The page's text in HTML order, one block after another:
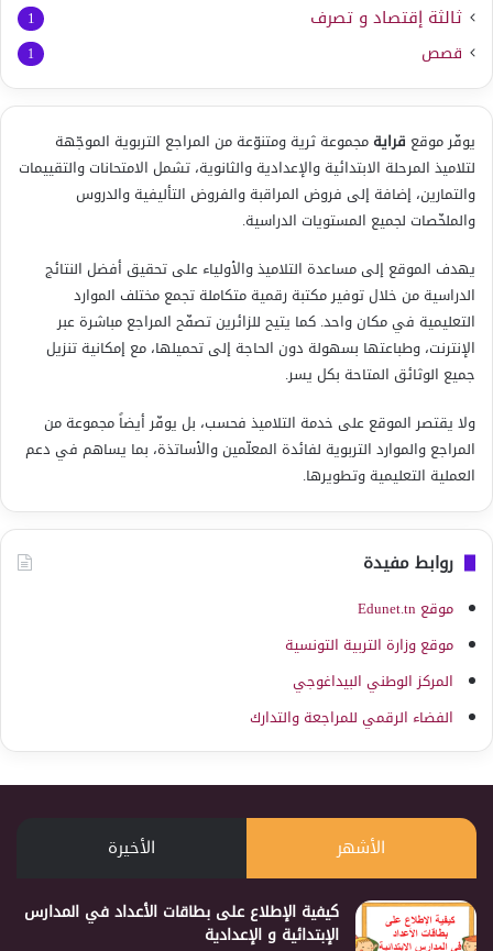
ثالثة إقتصاد و تصرف 1
قصص 1
يوفّر موقع قرايةمجموعة ثرية ومتنوّعة من المراجع التربوية الموجّهة
لتلاميذ المرحلة الابتدائية والإعدادية والثانوية، تشمل الامتحانات والتقييمات
والتمارين، إضافة إلى فروض المراقبة والفروض التأليفية والدروس
والملخّصات لجميع المستويات الدراسية.
يهدف الموقع إلى مساعدة التلاميذ والأولياء على تحقيق أفضل النتائج
الدراسية من خلال توفير مكتبة رقمية متكاملة تجمع مختلف الموارد
التعليمية في مكان واحد. كما يتيح للزائرين تصفّح المراجع مباشرة عبر
الإنترنت، وطباعتها بسهولة دون الحاجة إلى تحميلها، مع إمكانية تنزيل
جميع الوثائق المتاحة بكل يسر.
ولا يقتصر الموقع على خدمة التلاميذ فحسب، بل يوفّر أيضاً مجموعة من
المراجع والموارد التربوية لفائدة المعلّمين والأساتذة، بما يساهم في دعم
العملية التعليمية وتطويرها.
روابط مفيدة
موقع Edunet.tn
موقع وزارة التربية التونسية
المركز الوطني البيداغوجي
الفضاء الرقمي للمراجعة والتدارك
الأشهر الأخيرة
كيفية الإطلاع على بطاقات الأعداد في المدارس
الإبتدائية و الإعدادية